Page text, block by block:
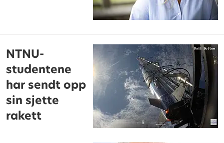
NTNU-
studentene
har sendt opp
sin sjette
rakett